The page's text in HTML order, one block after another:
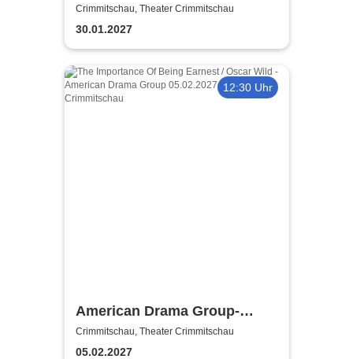
Kühlergrill
Crimmitschau, Theater Crimmitschau
30.01.2027
12:30 Uhr
American Drama Group-
Englisches Theater
Crimmitschau, Theater Crimmitschau
05.02.2027